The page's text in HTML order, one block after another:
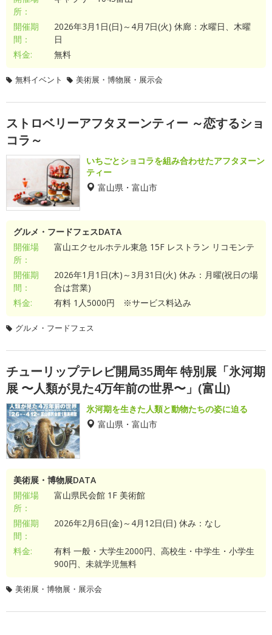
所：
開催期
間：
2026年3月1日(日)～4月7日(火) 休廊：水曜日、木曜
日
料金:
無料
無料イベント 美術展・博物展・展示会
ストロベリーアフタヌーンティー ～恋するショ
コラ～
いちごとショコラを組み合わせたアフタヌーン
ティー
富山県・富山市
グルメ・フードフェスDATA
開催場
所：
富山エクセルホテル東急 15F レストラン リコモンテ
開催期
間：
2026年1月1日(木)～3月31日(火) 休み：月曜(祝日の場
合は営業)
料金:
有料 1人5000円 ※サービス料込み
グルメ・フードフェス
チューリップテレビ開局35周年 特別展「氷河期
展 〜人類が見た4万年前の世界〜」(富山)
氷河期を生きた人類と動物たちの姿に迫る
富山県・富山市
美術展・博物展DATA
開催場
所：
富山県民会館 1F 美術館
開催期
間：
2026年2月6日(金)～4月12日(日) 休み：なし
料金:
有料 一般・大学生2000円、高校生・中学生・小学生
900円、未就学児無料
美術展・博物展・展示会